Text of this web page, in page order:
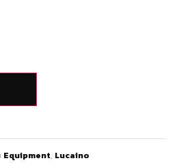
Equipment, Lucaino